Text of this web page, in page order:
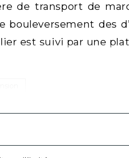
de transport de
des
est suivi par une